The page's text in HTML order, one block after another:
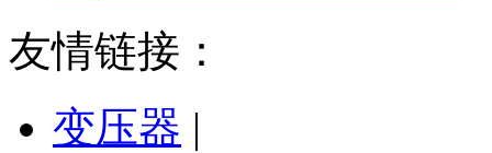
友情链接：
变压器 |